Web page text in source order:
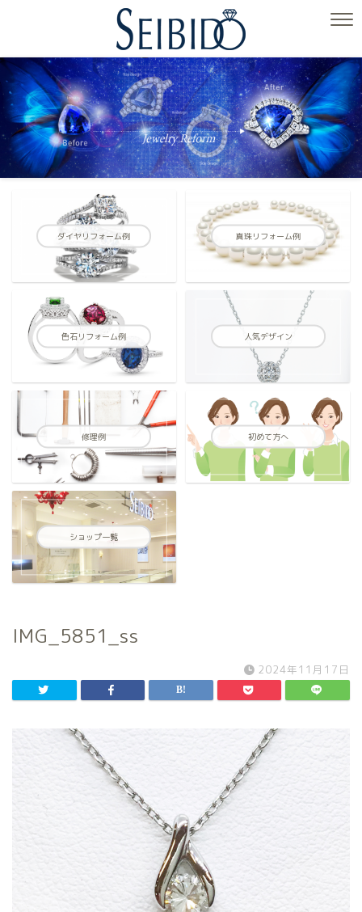
ダイヤリフォーム例 真珠リフォーム例
色石リフォーム例 人気デザイン
修理例 初めて方へ
ショップ一覧
IMG_5851_ss
2024年11月17日